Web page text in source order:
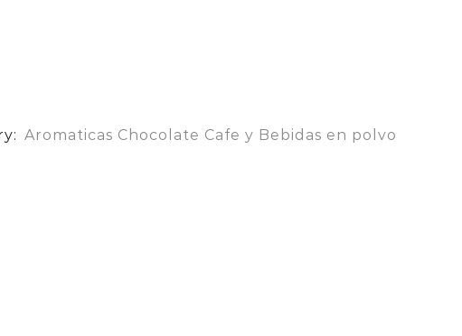
Aromaticas Chocolate Cafe y Bebidas en polvo